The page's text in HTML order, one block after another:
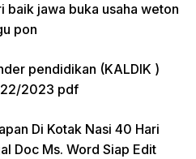
baik jawa buka usaha weton
pon
pendidikan (KALDIK )
2023 pdf
Di Kotak Nasi 40 Hari
Doc Ms. Word Siap Edit